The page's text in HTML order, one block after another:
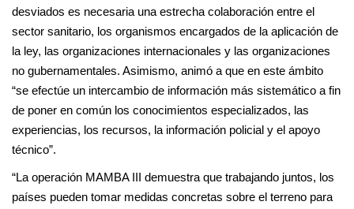
desviados es necesaria una estrecha colaboración entre el
sector sanitario, los organismos encargados de la aplicación de
la ley, las organizaciones internacionales y las organizaciones
no gubernamentales. Asimismo, animó a que en este ámbito
“se efectúe un intercambio de información más sistemático a fin
de poner en común los conocimientos especializados, las
experiencias, los recursos, la información policial y el apoyo
técnico”.
“La operación MAMBA III demuestra que trabajando juntos, los
países pueden tomar medidas concretas sobre el terreno para